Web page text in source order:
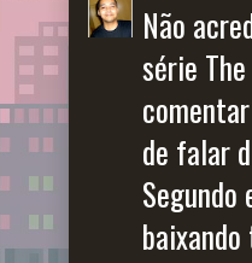
Não
série
de falar